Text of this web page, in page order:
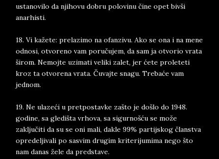
ustanovilo da njihovu dobru polovinu čine opet bivši
anarhisti.
18. Vi kažete: prelazimo na ofanzivu. Ako se ona i na mene
odnosi, otvoreno vam poručujem, da sam ja otvorio vrata
širom. Nemojte uzimati veliki zalet, jer ćete proleteti
kroz ta otvorena vrata. Čuvajte snagu. Trebaće vam
jednom.
19. Ne ulazeći u pretpostavke zašto je došlo do 1948.
godine, sa gledišta vrhova, sa sigurnošću se može
zaključiti da su se oni mali, dakle 99% partijskog članstva
opredeljivali po sasvim drugim kriterijumima nego što
nam danas žele da predstave.